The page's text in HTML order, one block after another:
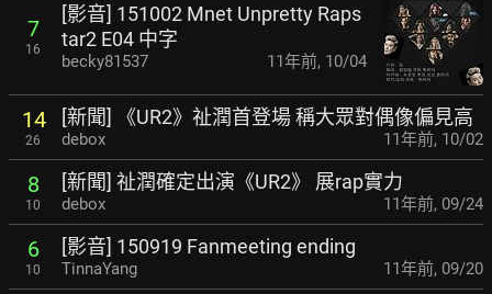
7
16
[影音] 151002 Mnet Unpretty Raps
tar2 E04 中字
becky81537 11年前, 10/04
14
26
[新聞] 《UR2》祉潤首登場 稱大眾對偶像偏見高
debox 11年前, 10/02
8
10
[新聞] 祉潤確定出演《UR2》 展rap實力
debox 11年前, 09/24
6
10
[影音] 150919 Fanmeeting ending
TinnaYang 11年前, 09/20